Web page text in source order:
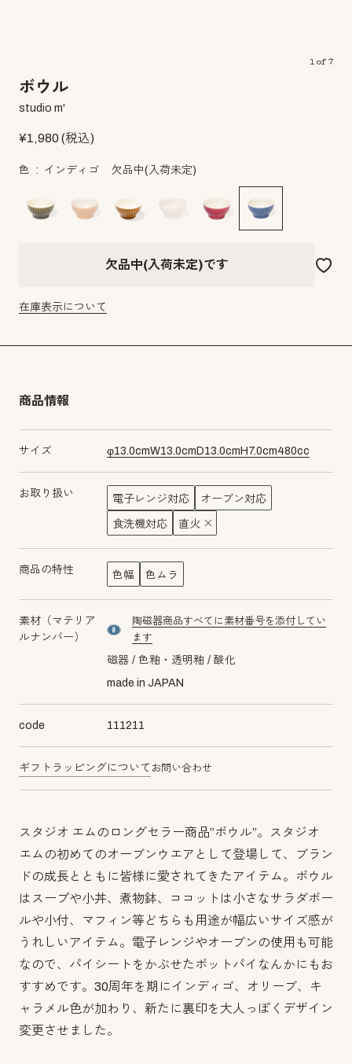
1of 7
ボウル
studio m'
¥1,980(税込)
色 インディゴ 欠品中(入荷未定)
欠品中(入荷未定)です
在庫表示について
商品情報
サイズ φ13.0cmW13.0cm D13.0cm H 7.0cm480cc
お取り扱い 電子レンジ対応 オーブン対応
食洗機対応 直火
商品の特性 色幅 色ムラ
素材（マテリア
ルナンバー）
material number8
陶磁器商品すべてに素材番号を添付してい
ます
磁器 色釉・透明釉
酸化
made in JAPAN
code 111211
ギフトラッピングについて お問い合わせ
スタジオ エムのロングセラー商品”ボウル”。スタジオ
エムの初めてのオーブンウエアとして登場して、ブラン
ドの成長とともに皆様に愛されてきたアイテム。ボウル
はスープや小丼、煮物鉢、ココットは小さなサラダボー
ルや小付、マフィン等どちらも用途が幅広いサイズ感が
うれしいアイテム。電子レンジやオーブンの使用も可能
なので、パイシートをかぶせたポットパイなんかにもお
すすめです。30周年を期にインディゴ、オリーブ、キ
ャラメル色が加わり、新たに裏印を大人っぽくデザイン
変更させました。